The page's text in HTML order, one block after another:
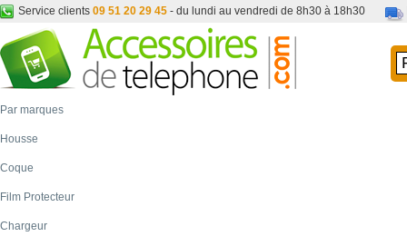
Par marques
Housse
Coque
Film Protecteur
Chargeur
Service clients 09 51 20 29 45 - du lundi au vendredi de 8h30 à 18h30